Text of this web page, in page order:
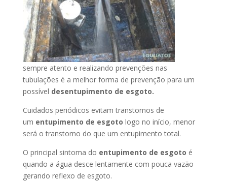
sempre atento e realizando prevenções nas
tubulações é a melhor forma de prevenção para um
possível desentupimento de esgoto.
Cuidados periódicos evitam transtornos de
um entupimento de esgoto logo no início, menor
será o transtorno do que um entupimento total.
O principal sintoma do entupimento de esgoto é
quando a água desce lentamente com pouca vazão
gerando reflexo de esgoto.